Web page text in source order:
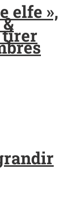
elfe »,
tirer